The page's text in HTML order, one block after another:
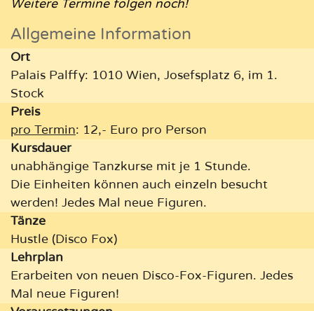
Weitere Termine folgen noch!
Allgemeine Information
Ort
Palais Palffy: 1010 Wien, Josefsplatz 6, im 1.
Stock
Preis
pro Termin: 12,- Euro pro Person
Kursdauer
unabhängige Tanzkurse mit je 1 Stunde.
Die Einheiten können auch einzeln besucht
werden! Jedes Mal neue Figuren.
Tänze
Hustle (Disco Fox)
Lehrplan
Erarbeiten von neuen Disco-Fox-Figuren. Jedes
Mal neue Figuren!